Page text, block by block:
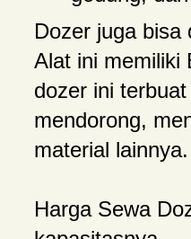
Dozer juga bisa
Alat ini memiliki
dozer ini
mendorong,
material lainnya.
Harga Sewa